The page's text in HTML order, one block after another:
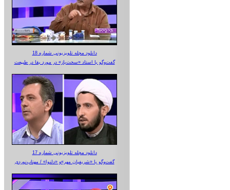
دانلود مجله تلویزیونی شماره 18
گفت‌وگو با استاد «سخت‌باز» در مورد بقا در طبیعت
دانلود مجله تلویزیونی شماره 17
گفت‌وگو با «شریفیان مهر»‌و «دلنوا» / مهتاب‌نوردی